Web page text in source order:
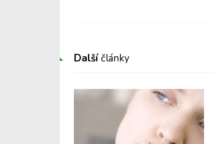
Dalšíčlánky